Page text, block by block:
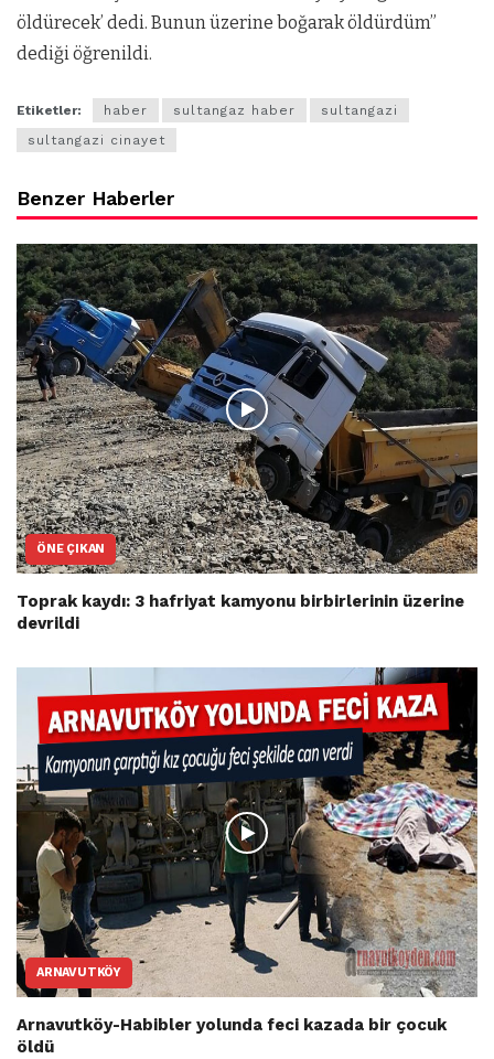
öldürecek’ dedi. Bunun üzerine boğarak öldürdüm”
dediği öğrenildi.
Etiketler: haber sultangaz haber
sultangazi
sultangazi cinayet
Benzer Haberler
ÖNE ÇIKAN
Toprak kaydı: 3 hafriyat kamyonu birbirlerinin üzerine
devrildi
ARNAVUTKÖY
Arnavutköy-Habibler yolunda feci kazada bir çocuk
öldü